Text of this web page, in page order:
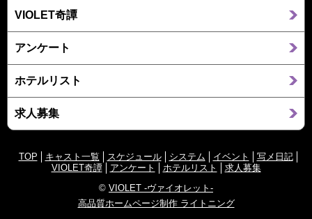
VIOLET奇譚
アンケート
ホテルリスト
求人募集
TOP キャスト一覧 スケジュール システム イベント
写メ日記
VIOLET奇譚
アンケート ホテルリスト
求人募集
© VIOLET -ヴァイオレット-
高品質ホームページ制作 ライトニング